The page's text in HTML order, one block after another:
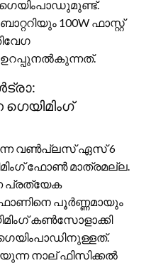
ഗെയിംപാഡുമുണ്ട്.
100W ഫാസ്റ്റ്
വൺപ്ലസ് ഏസ് 6
ഫോൺ മാത്രമല്ല.
പ്രത്യേക
പൂർണ്ണമായും
കൺസോളാക്കി
ഗെയിംപാഡിനുള്ളത്.
നാല് ഫിസിക്കൽ